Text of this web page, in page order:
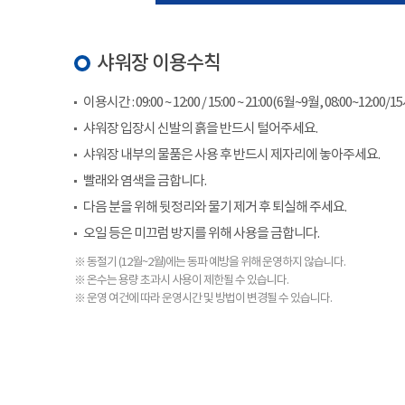
샤워장 이용수칙
이용시간 : 09:00 ~ 12:00 / 15:00 ~ 21:00(6월~9월, 08:00~12:00/
샤워장 입장시 신발의 흙을 반드시 털어주세요.
샤워장 내부의 물품은 사용 후 반드시 제자리에 놓아주세요.
빨래와 염색을 금합니다.
다음 분을 위해 뒷정리와 물기 제거 후 퇴실해 주세요.
오일 등은 미끄럼 방지를 위해 사용을 금합니다.
※ 동절기 (12월~2월)에는 동파 예방을 위해 운영하지 않습니다.
※ 온수는 용량 초과시 사용이 제한될 수 있습니다.
※ 운영 여건에 따라 운영시간 및 방법이 변경될 수 있습니다.